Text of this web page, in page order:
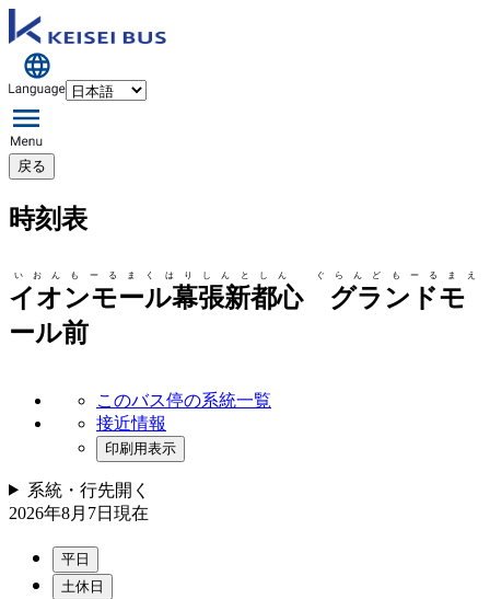
戻る
時刻表
イオンモール幕張新都心 グランドモ
ール前
いおんもーるまくはりしんとしん ぐらんどもーるまえ
このバス停の系統一覧
接近情報
印刷用表示
系統・行先開く
2026年8月7日 現在
平日
土休日